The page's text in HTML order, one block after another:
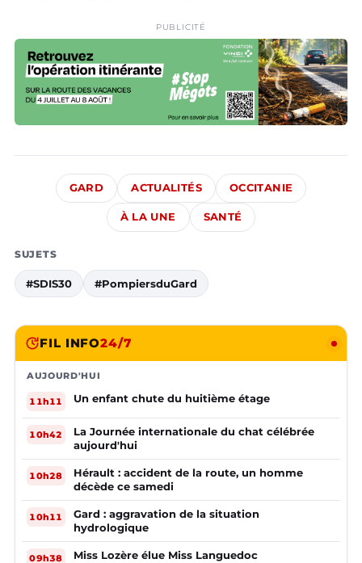
PUBLICITÉ
GARD ACTUALITÉS OCCITANIE
À LA UNE SANTÉ
SUJETS
#SDIS30 #PompiersduGard
FIL INFO24/7
AUJOURD'HUI
11h11 Un enfant chute du huitième étage
10h42
La Journée internationale du chat célébrée
aujourd'hui
10h28
Hérault : accident de la route, un homme
décède ce samedi
10h11
Gard : aggravation de la situation
hydrologique
09h38 Miss Lozère élue Miss Languedoc